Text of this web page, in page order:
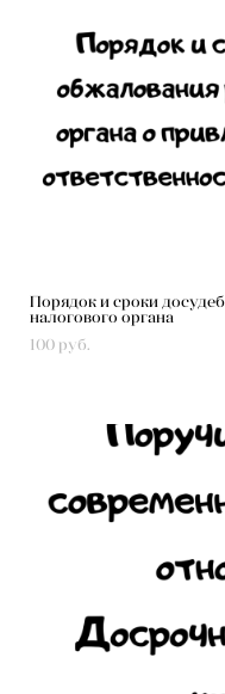
Порядок и сроки
налогового органа
100 pуб.